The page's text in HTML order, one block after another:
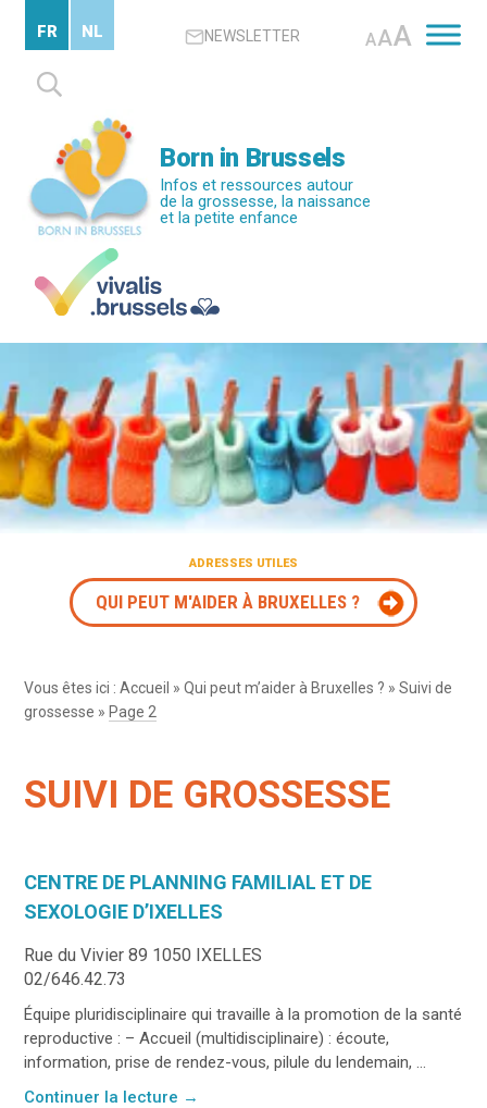
contenu
principal
NEWSLETTER AAA
Rechercher :
FR NL
Born in Brussels
Infos et ressources autour
de la grossesse, la naissance
et la petite enfance
ADRESSES UTILES
QUI PEUT M'AIDER À BRUXELLES ?
Vous êtes ici :Accueil »Qui peut m’aider à Bruxelles ? »Suivi de
grossesse » Page 2
SUIVI DE GROSSESSE
CENTRE DE PLANNING FAMILIAL ET DE
SEXOLOGIE D’IXELLES
Rue du Vivier 89 1050 IXELLES
02/646.42.73
Équipe pluridisciplinaire qui travaille à la promotion de la santé
reproductive : – Accueil (multidisciplinaire) : écoute,
information, prise de rendez-vous, pilule du lendemain, ...
Continuer la lecture →